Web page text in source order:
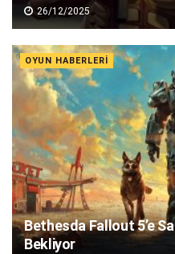
26/12/2025
OYUN HABERLERI
Bethesda Fallout 5’e
Bekliyor